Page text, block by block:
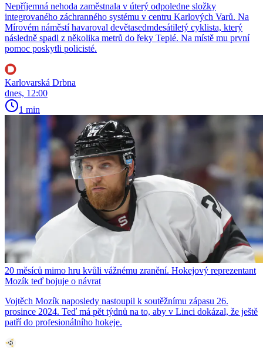
Nepříjemná nehoda zaměstnala v úterý odpoledne složky
integrovaného záchranného systému v centru Karlových Varů. Na
Mírovém náměstí havaroval devětasedmdesátiletý cyklista, který
následně spadl z několika metrů do řeky Teplé. Na místě mu první
pomoc poskytli policisté.
Karlovarská Drbna
dnes, 12:00
1 min
20 měsíců mimo hru kvůli vážnému zranění. Hokejový reprezentant
Mozík teď bojuje o návrat
Vojtěch Mozík naposledy nastoupil k soutěžnímu zápasu 26.
prosince 2024. Teď má pět týdnů na to, aby v Linci dokázal, že ještě
patří do profesionálního hokeje.